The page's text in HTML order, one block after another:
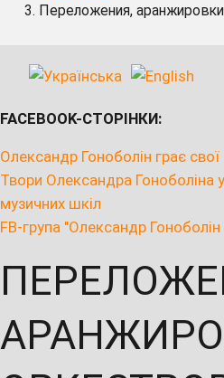
Переложения,
FACEBOOK-СТОРІНКИ:
Олександр Гоноболін грає
Твори Олександра Гоноболіна у
музичних шкіл
FB-група "Олександр